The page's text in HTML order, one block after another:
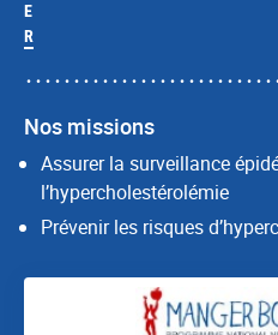
E
R
Nos missions
Assurer la surveillance
l’hypercholestérolémie
Prévenir les risques